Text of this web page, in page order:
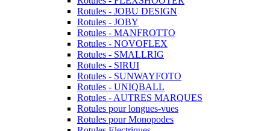
Rotules - JOBU DESIGN
Rotules - JOBY
Rotules - MANFROTTO
Rotules - NOVOFLEX
Rotules - SMALLRIG
Rotules - SIRUI
Rotules - SUNWAYFOTO
Rotules - UNIQBALL
Rotules - AUTRES MARQUES
Rotules pour longues-vues
Rotules pour Monopodes